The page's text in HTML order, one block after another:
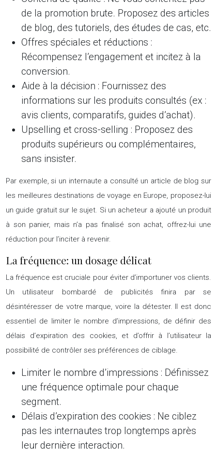
de la promotion brute. Proposez des articles
de blog, des tutoriels, des études de cas, etc.
Offres spéciales et réductions :
Récompensez l’engagement et incitez à la
conversion.
Aide à la décision : Fournissez des
informations sur les produits consultés (ex :
avis clients, comparatifs, guides d’achat).
Upselling et cross-selling : Proposez des
produits supérieurs ou complémentaires,
sans insister.
Par exemple, si un internaute a consulté un article de blog sur
les meilleures destinations de voyage en Europe, proposez-lui
un guide gratuit sur le sujet. Si un acheteur a ajouté un produit
à son panier, mais n’a pas finalisé son achat, offrez-lui une
réduction pour l’inciter à revenir.
La fréquence: un dosage délicat
La fréquence est cruciale pour éviter d’importuner vos clients.
Un utilisateur bombardé de publicités finira par se
désintéresser de votre marque, voire la détester. Il est donc
essentiel de limiter le nombre d’impressions, de définir des
délais d’expiration des cookies, et d’offrir à l’utilisateur la
possibilité de contrôler ses préférences de ciblage.
Limiter le nombre d’impressions : Définissez
une fréquence optimale pour chaque
segment.
Délais d’expiration des cookies : Ne ciblez
pas les internautes trop longtemps après
leur dernière interaction.